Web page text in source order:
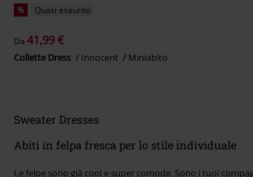
% Quasi esaurito
Da 41,99 €
Collette Dress Innocent Miniabito
Sweater Dresses
Abiti in felpa fresca per lo stile individuale
Le felpe sono già cool e super comode. Sono i tuoi